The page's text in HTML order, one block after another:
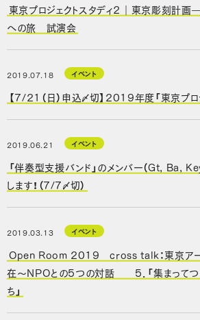
東京プロジェクトスタディ２｜東京彫刻計
への旅 試演会
2019.07.18 イベント
【7/21（日）申込〆切】2019年度「東京プロ
2019.06.21 イベント
「伴奏型支援バンド」のメンバー（Gt, Ba,
します！（7/7〆切）
2019.03.13 イベント
Open Room 2019 cross talk：東京アー
在〜NPOとの5つの対話 5．「集まってつ
ち」